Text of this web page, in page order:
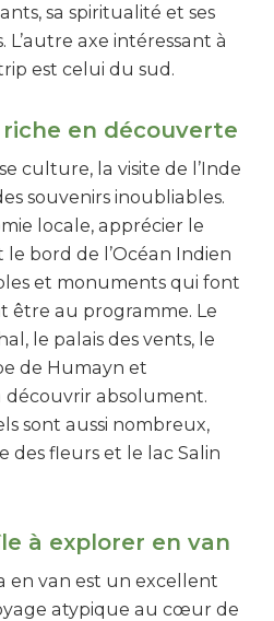
sa spiritualité et ses
L’autre axe intéressant à
est celui du sud.
riche en découverte
culture, la visite de l’Inde
souvenirs inoubliables.
locale, apprécier le
bord de l’Océan Indien
et monuments qui font
être au programme. Le
le palais des vents, le
de Humayn et
découvrir absolument.
sont aussi nombreux,
des fleurs et le lac Salin
à explorer en van
en van est un excellent
atypique au cœur de